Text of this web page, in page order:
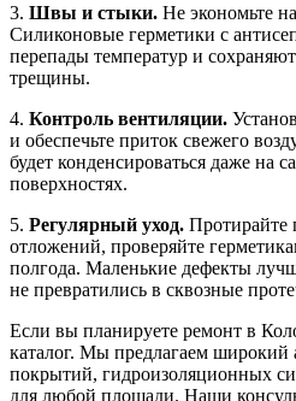
3. Швы и стыки. Не экономьте
Силиконовые герметики с
перепады температур и
трещины.
4. Контроль вентиляции.
и обеспечьте приток свежего
будет конденсироваться даже на
поверхностях.
5. Регулярный уход. Протирайте
отложений, проверяйте
полгода. Маленькие дефекты
не превратились в сквозные
Если вы планируете ремонт в
каталог. Мы предлагаем широкий
покрытий, гидроизоляционных
для любой площади. Наши